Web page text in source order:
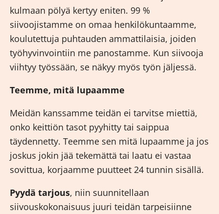
kulmaan pölyä kertyy eniten. 99 %
siivoojistamme on omaa henkilökuntaamme,
koulutettuja puhtauden ammattilaisia, joiden
työhyvinvointiin me panostamme. Kun siivooja
viihtyy työssään, se näkyy myös työn jäljessä.
Teemme, mitä lupaamme
Meidän kanssamme teidän ei tarvitse miettiä,
onko keittiön tasot pyyhitty tai saippua
täydennetty. Teemme sen mitä lupaamme ja jos
joskus jokin jää tekemättä tai laatu ei vastaa
sovittua, korjaamme puutteet 24 tunnin sisällä.
Pyydä tarjous, niin suunnitellaan
siivouskokonaisuus juuri teidän tarpeisiinne